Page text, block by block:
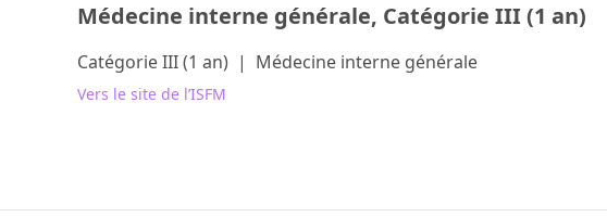
Médecine interne générale, Catégorie III (1 an)
Catégorie III (1 an) | Médecine interne générale
Vers le site de l’ISFM